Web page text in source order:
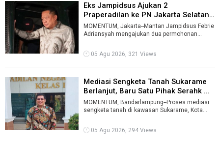
Eks Jampidsus Ajukan 2
Praperadilan ke PN Jakarta Selatan
...
MOMENTUM, Jakarta--Mantan Jampidsus Febrie
Adriansyah mengajukan dua permohonan
05 Agu 2026, 321 Views
Mediasi Sengketa Tanah Sukarame
Berlanjut, Baru Satu Pihak Serahk ...
MOMENTUM, Bandarlampung--Proses mediasi
sengketa tanah di kawasan Sukarame, Kota
90/Pdt.G/ ...
05 Agu 2026, 294 Views